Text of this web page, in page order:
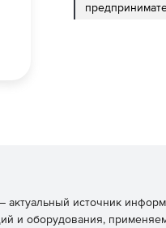
– актуальный источник
и оборудования,